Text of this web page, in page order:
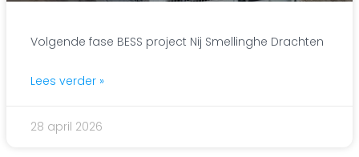
Volgende fase BESS project Nij Smellinghe Drachten
Lees verder »
28 april 2026